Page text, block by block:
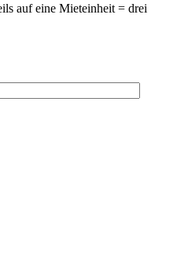
auf eine Mieteinheit = drei